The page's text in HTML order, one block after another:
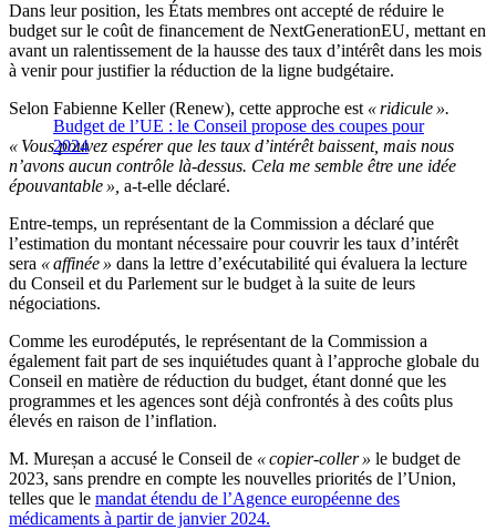
Dans leur position, les États membres ont accepté de réduire le
budget sur le coût de financement de NextGenerationEU, mettant en
avant un ralentissement de la hausse des taux d’intérêt dans les mois
à venir pour justifier la réduction de la ligne budgétaire.
Budget de l’UE : le Conseil propose des coupes pour
2024
Selon Fabienne Keller (Renew), cette approche est « ridicule ».
« Vous pouvez espérer que les taux d’intérêt baissent, mais nous
n’avons aucun contrôle là-dessus. Cela me semble être une idée
épouvantable », a-t-elle déclaré.
Entre-temps, un représentant de la Commission a déclaré que
l’estimation du montant nécessaire pour couvrir les taux d’intérêt
sera « affinée » dans la lettre d’exécutabilité qui évaluera la lecture
du Conseil et du Parlement sur le budget à la suite de leurs
négociations.
Comme les eurodéputés, le représentant de la Commission a
également fait part de ses inquiétudes quant à l’approche globale du
Conseil en matière de réduction du budget, étant donné que les
programmes et les agences sont déjà confrontés à des coûts plus
élevés en raison de l’inflation.
M. Mureșan a accusé le Conseil de « copier-coller » le budget de
2023, sans prendre en compte les nouvelles priorités de l’Union,
telles que le mandat étendu de l’Agence européenne des
médicaments à partir de janvier 2024.